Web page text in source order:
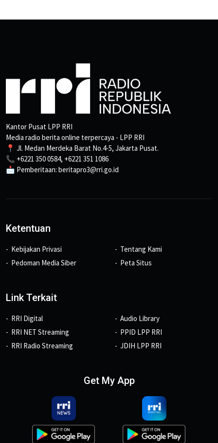
Kantor Pusat LPP RRI
Media radio berita online terpercaya - LPP RRI
📍 Jl. Medan Merdeka Barat No.4-5, Jakarta Pusat.
📞 +6221 350 0584, +6221 351 1086
📩 Pemberitaan: beritapro3@rri.go.id
Ketentuan
Kebijakan Privasi
Pedoman Media Siber
Tentang Kami
Peta Situs
Link Terkait
RRI Digital
RRI NET Streaming
RRI Radio Streaming
Audio Library
PPID LPP RRI
JDIH LPP RRI
Get My App